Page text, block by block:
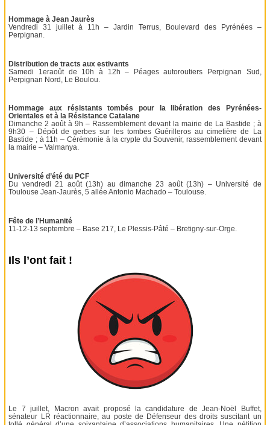
Hommage à Jean Jaurès
Vendredi 31 juillet à 11h – Jardin Terrus, Boulevard des Pyrénées –
Perpignan.
Distribution de tracts aux estivants
Samedi 1eraoût de 10h à 12h – Péages autoroutiers Perpignan Sud,
Perpignan Nord, Le Boulou.
Hommage aux résistants tombés pour la libération des Pyrénées-
Orientales et à la Résistance Catalane
Dimanche 2 août à 9h – Rassemblement devant la mairie de La Bastide ; à
9h30 – Dépôt de gerbes sur les tombes Guérilleros au cimetière de La
Bastide ; à 11h – Cérémonie à la crypte du Souvenir, rassemblement devant
la mairie – Valmanya.
Université d’été du PCF
Du vendredi 21 août (13h) au dimanche 23 août (13h) – Université de
Toulouse Jean-Jaurès, 5 allée Antonio Machado – Toulouse.
Fête de l’Humanité
11-12-13 septembre – Base 217, Le Plessis-Pâté – Bretigny-sur-Orge.
Ils l’ont fait !
Le 7 juillet, Macron avait proposé la candidature de Jean-Noël Buffet,
sénateur LR réactionnaire, au poste de Défenseur des droits suscitant un